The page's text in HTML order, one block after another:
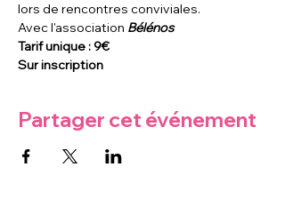
lors de rencontres conviviales.
Avec l'association Bélénos
Tarif unique : 9€
Sur inscription
Partager cet événement